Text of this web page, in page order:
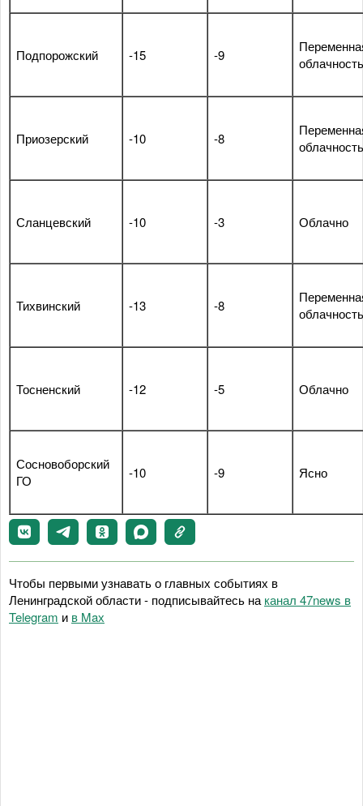
Подпорожский -15 -9
облачность
Приозерский -10 -8
облачность
Сланцевский -10 -3 Облачно
Тихвинский -13 -8
облачность
Тосненский -12 -5 Облачно
Сосновоборский
ГО
-10 -9 Ясно
Чтобы первыми узнавать о главных событиях в
Ленинградской области - подписывайтесь на канал 47news в
Telegram и в Maх